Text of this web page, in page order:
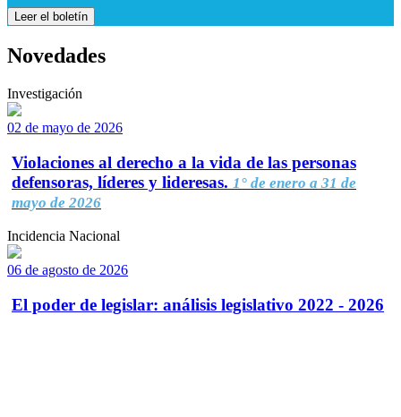
Leer el boletín
Novedades
Investigación
02 de mayo de 2026
Violaciones al derecho a la vida de las personas
defensoras, líderes y lideresas. 1° de enero a 31 de
mayo de 2026
Incidencia Nacional
06 de agosto de 2026
El poder de legislar: análisis legislativo 2022 - 2026